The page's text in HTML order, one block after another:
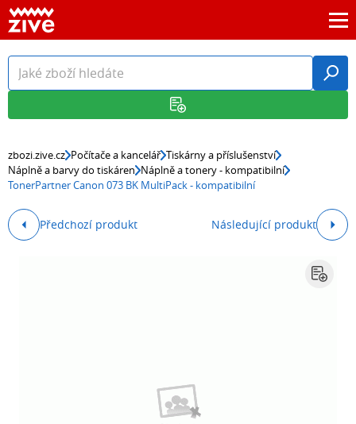
zbozi.zive.cz Počítače a kancelář Tiskárny a příslušenství
Náplně a barvy do tiskáren Náplně a tonery - kompatibilní
TonerPartner Canon 073 BK MultiPack - kompatibilní
Předchozí produkt Následující produkt